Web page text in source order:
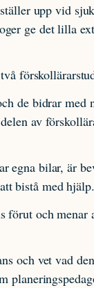
upp vid
ge det lilla
de bidrar
av
egna bilar, är
bistå med hjälp.
förut och menar
och vet vad